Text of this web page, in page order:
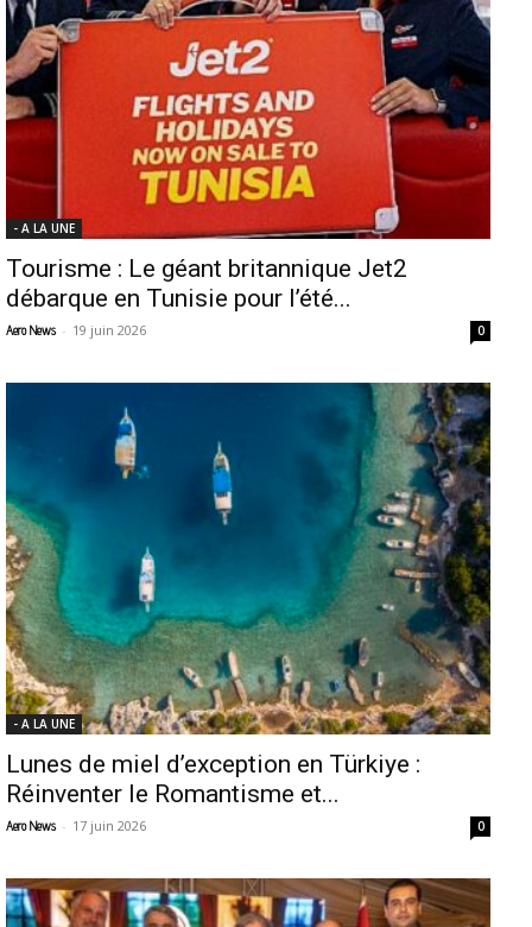
- A LA UNE
Tourisme : Le géant britannique Jet2
débarque en Tunisie pour l’été...
Aero News - 19 juin 2026 0
- A LA UNE
Lunes de miel d’exception en Türkiye :
Réinventer le Romantisme et...
Aero News - 17 juin 2026 0